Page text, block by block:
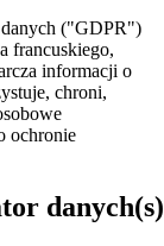
danych ("GDPR")
francuskiego,
informacji o
chroni,
ochronie
danych(s)